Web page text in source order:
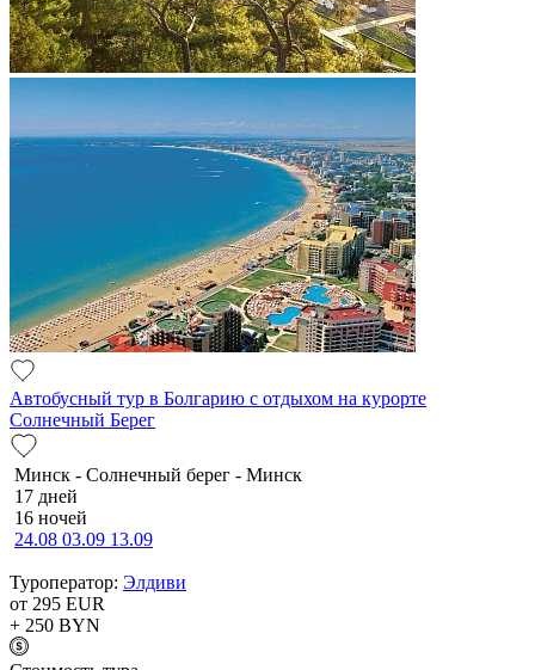
Автобусный тур в Болгарию с отдыхом на курорте
Солнечный Берег
Минск - Солнечный берег - Минск
17 дней
16 ночей
24.08 03.09 13.09
Туроператор: Элдиви
от 295 EUR
+ 250 BYN